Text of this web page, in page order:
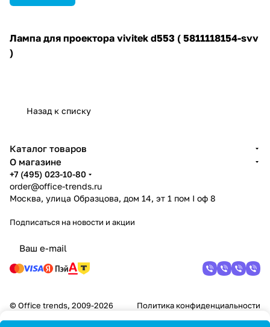
Лампа для проектора vivitek d553 ( 5811118154-svv
)
Назад к списку
Каталог товаров
О магазине
+7 (495) 023-10-80
order@office-trends.ru
Москва, улица Образцова, дом 14, эт 1 пом I оф 8
Подписаться на новости и акции
© Office trends, 2009-2026 Политика конфиденциальности